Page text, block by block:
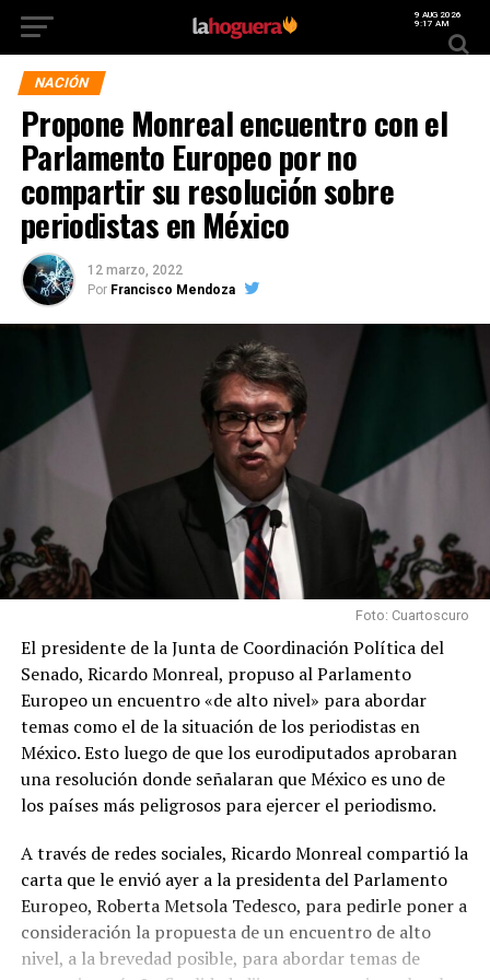
9 AUG 2026
9:17 AM
NACIÓN
Propone Monreal encuentro con el
Parlamento Europeo por no
compartir su resolución sobre
periodistas en México
12 marzo, 2022
Por Francisco Mendoza
Foto: Cuartoscuro
El presidente de la Junta de Coordinación Política del
Senado, Ricardo Monreal, propuso al Parlamento
Europeo un encuentro «de alto nivel» para abordar
temas como el de la situación de los periodistas en
México. Esto luego de que los eurodiputados aprobaran
una resolución donde señalaran que México es uno de
los países más peligrosos para ejercer el periodismo.
A través de redes sociales, Ricardo Monreal compartió la
carta que le envió ayer a la presidenta del Parlamento
Europeo, Roberta Metsola Tedesco, para pedirle poner a
consideración la propuesta de un encuentro de alto
nivel, a la brevedad posible, para abordar temas de